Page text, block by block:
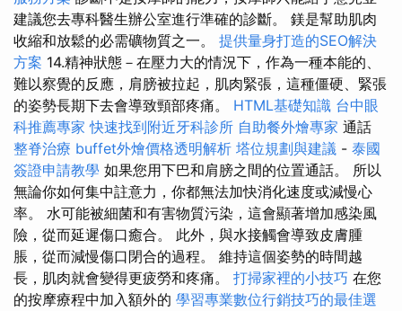
建議您去專科醫生辦公室進行準確的診斷。 鎂是幫助肌肉
收縮和放鬆的必需礦物質之一。 提供量身打造的SEO解決
方案 14.精神狀態－在壓力大的情況下，作為一種本能的、
難以察覺的反應，肩膀被拉起，肌肉緊張，這種僵硬、緊張
的姿勢長期下去會導致頸部疼痛。 HTML基礎知識 台中眼
科推薦專家 快速找到附近牙科診所 自助餐外燴專家 通話
整脊治療 buffet外燴價格透明解析 塔位規劃與建議 - 泰國
簽證申請教學 如果您用下巴和肩膀之間的位置通話。 所以
無論你如何集中註意力，你都無法加快消化速度或減慢心
率。 水可能被細菌和有害物質污染，這會顯著增加感染風
險，從而延遲傷口癒合。 此外，與水接觸會導致皮膚腫
脹，從而減慢傷口閉合的過程。 維持這個姿勢的時間越
長，肌肉就會變得更疲勞和疼痛。 打掃家裡的小技巧 在您
的按摩療程中加入額外的 學習專業數位行銷技巧的最佳選